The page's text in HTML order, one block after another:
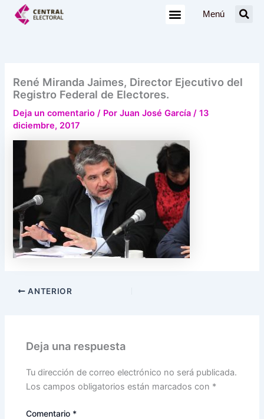
Menú
René Miranda Jaimes, Director Ejecutivo del
Registro Federal de Electores.
Deja un comentario / PorJuan José García/13
diciembre, 2017
ANTERIOR
Deja una respuesta
Tu dirección de correo electrónico no será publicada.
Los campos obligatorios están marcados con *
Comentario *